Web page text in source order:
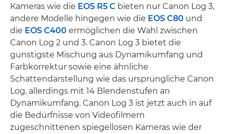
Kameras wie die EOS R5 C bieten nur Canon Log 3,
andere Modelle hingegen wie die EOS C80 und
die EOS C400 ermöglichen die Wahl zwischen
Canon Log 2 und 3. Canon Log 3 bietet die
günstigste Mischung aus Dynamikumfang und
Farbkorrektur sowie eine ähnliche
Schattendarstellung wie das ursprüngliche Canon
Log, allerdings mit 14 Blendenstufen an
Dynamikumfang. Canon Log 3 ist jetzt auch in auf
die Bedürfnisse von Videofilmern
zugeschnittenen spiegellosen Kameras wie der